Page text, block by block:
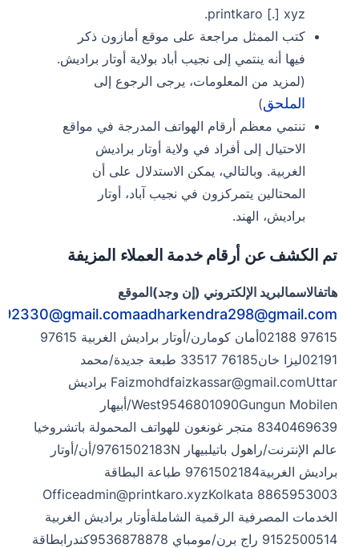
printkaro [.] xyz.
كتب الممثل مراجعة على موقع أمازون ذكر
فيها أنه ينتمي إلى نجيب أباد بولاية أوتار براديش.
(لمزيد من المعلومات، يرجى الرجوع إلى
الملحق)
تنتمي معظم أرقام الهواتف المدرجة في مواقع
الاحتيال إلى أفراد في ولاية أوتار براديش
الغربية. وبالتالي، يمكن الاستدلال على أن
المحتالين يتمركزون في نجيب آباد، أوتار
براديش، الهند.
تم الكشف عن أرقام خدمة العملاء المزيفة
هاتفالاسمالبريد الإلكتروني (إن وجد)الموقع
aadharkendra298@gmail.com
97615 02188أمان كومارن/أوتار براديش الغربية 97615
02191ليزا خان
76185 33517 طبعة جديدة/محمد
Faizmohdfaizkassar@gmail.comUttar براديش
West9546801090Gungun Mobilen/أبيهار
8340469639 متجر غونغون للهواتف المحمولة باتشروخيا
عالم الإنترنت/راهول باتيل
بيهار 9761502183N/أن/أوتار
براديش الغربية9761502184 طباعة البطاقة
Officeadmin@printkaro.xyzKolkata 8865953003
الخدمات المصرفية الرقمية الشاملةأوتار براديش الغربية
9152500514 راج برن/مومباي 9536878878كندرا
بطاقة